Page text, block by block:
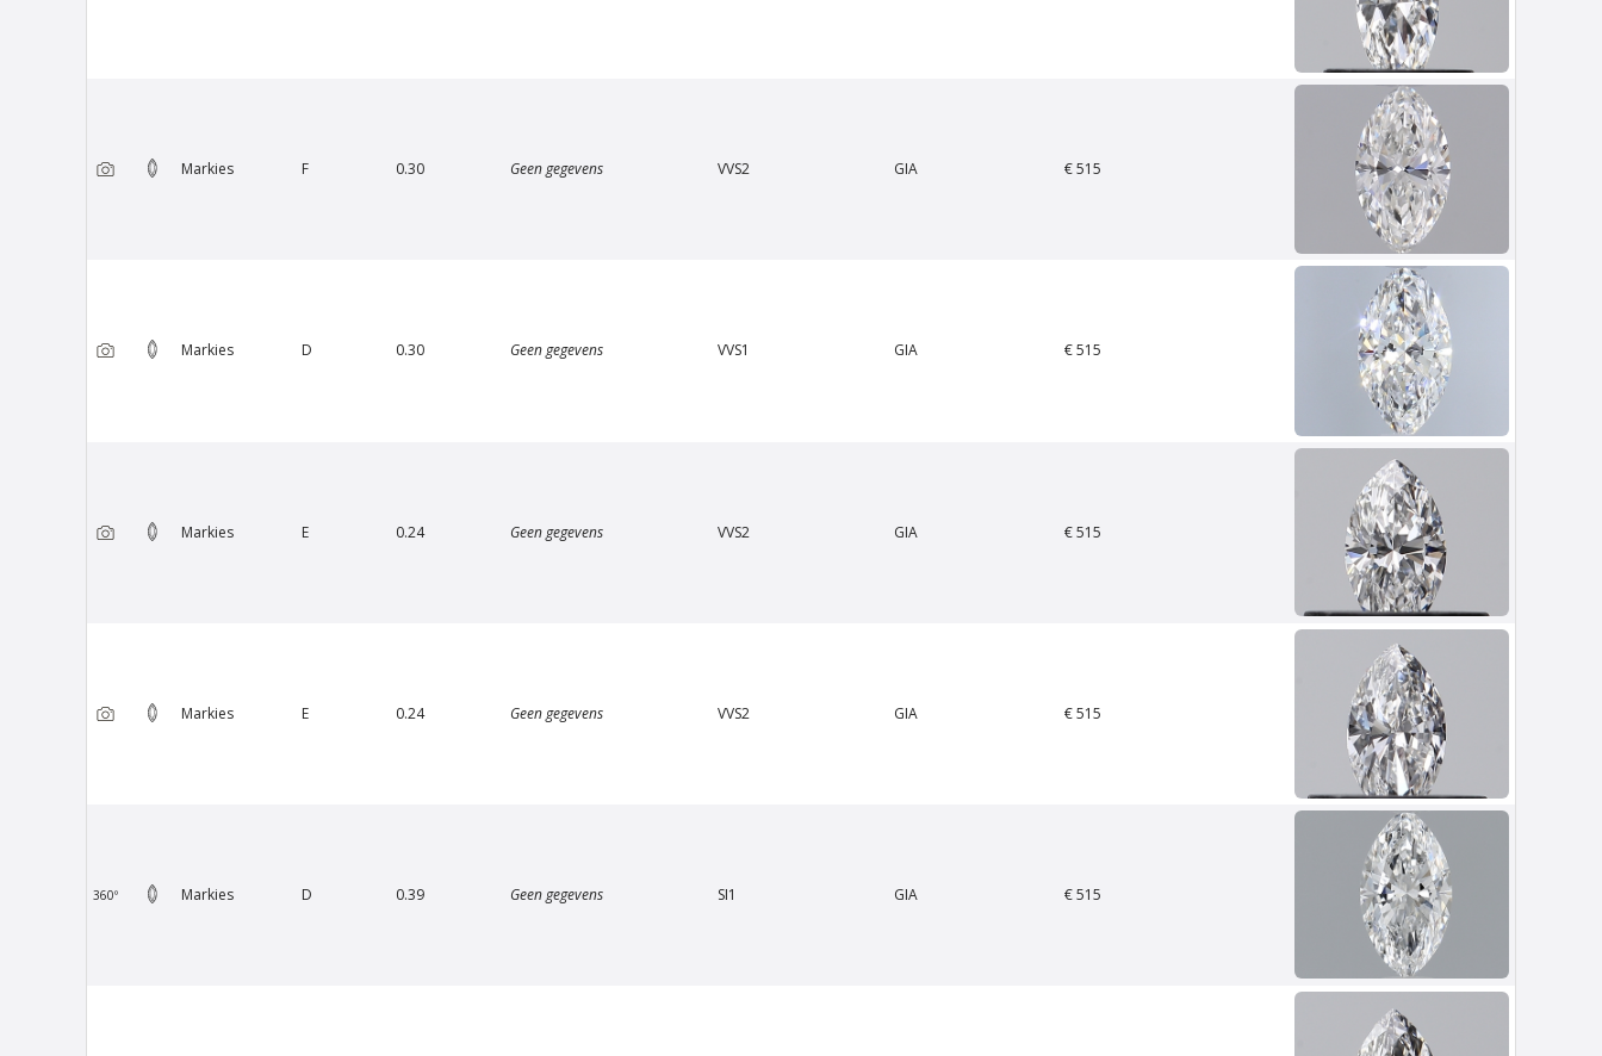
Van Amstel Artis
Van Amstel Carré
Van Amstel Concertgebouw
Van Amstel Stedelijk
excl. BTW
Van Amstel Waag
€ 500excl. BTW
Markies F 0.30 Geen gegevens VVS2 GIA € 515
Markies D 0.30 Geen gegevens VVS1 GIA € 515
Markies E 0.24 Geen gegevens VVS2 GIA € 515
Markies E 0.24 Geen gegevens VVS2 GIA € 515
360º Markies D 0.39 Geen gegevens SI1 GIA € 515